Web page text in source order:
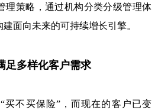
理策略，通过机构分类分级管理体
面向未来的可持续增长引擎。
足多样化客户需求
买不买保险”，而现在的客户已变